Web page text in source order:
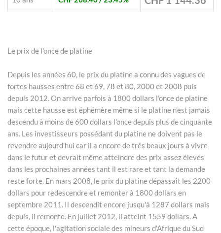
Le prix de l'once de platine
Depuis les années 60, le prix du platine a connu des vagues de
fortes hausses entre 68 et 69, 78 et 80, 2000 et 2008 puis
depuis 2012. On arrive parfois à 1800 dollars l'once de platine
mais cette hausse est éphémère même si le platine n'est jamais
descendu à moins de 600 dollars l'once depuis plus de cinquante
ans. Les investisseurs possédant du platine ne doivent pas le
revendre aujourd'hui car il a encore de très beaux jours à vivre
dans le futur et devrait même atteindre des prix assez élevés
dans les prochaines années tant il est rare et tant la demande
reste forte. En mars 2008, le prix du platine dépassait les 2200
dollars pour redescendre et remonter à 1800 dollars en
septembre 2011. Il descendit encore jusqu'à 1287 dollars mais
depuis, il remonte. En juillet 2012, il atteint 1559 dollars. A
cette époque, l'agitation sociale des mineurs d'Afrique du Sud